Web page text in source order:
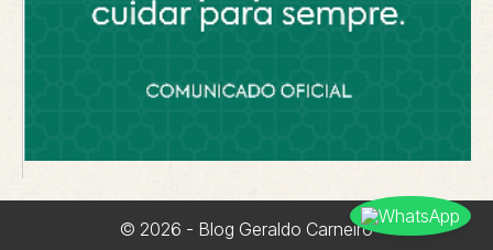
© 2026 - Blog Geraldo Carneiro